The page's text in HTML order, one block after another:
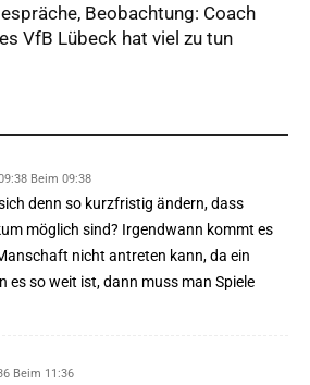
Beobachtung: Coach
VfB Lübeck hat viel zu tun
Beim 09:38
denn so kurzfristig ändern, dass
möglich sind? Irgendwann kommt es
nicht antreten kann, da ein
es so weit ist, dann muss man Spiele
Beim 11:36